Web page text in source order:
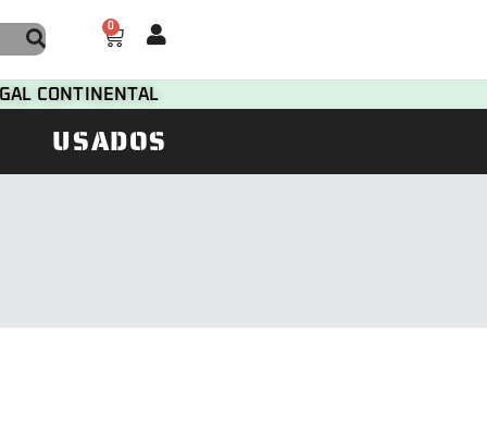
0
CONTINENTAL
USADOS